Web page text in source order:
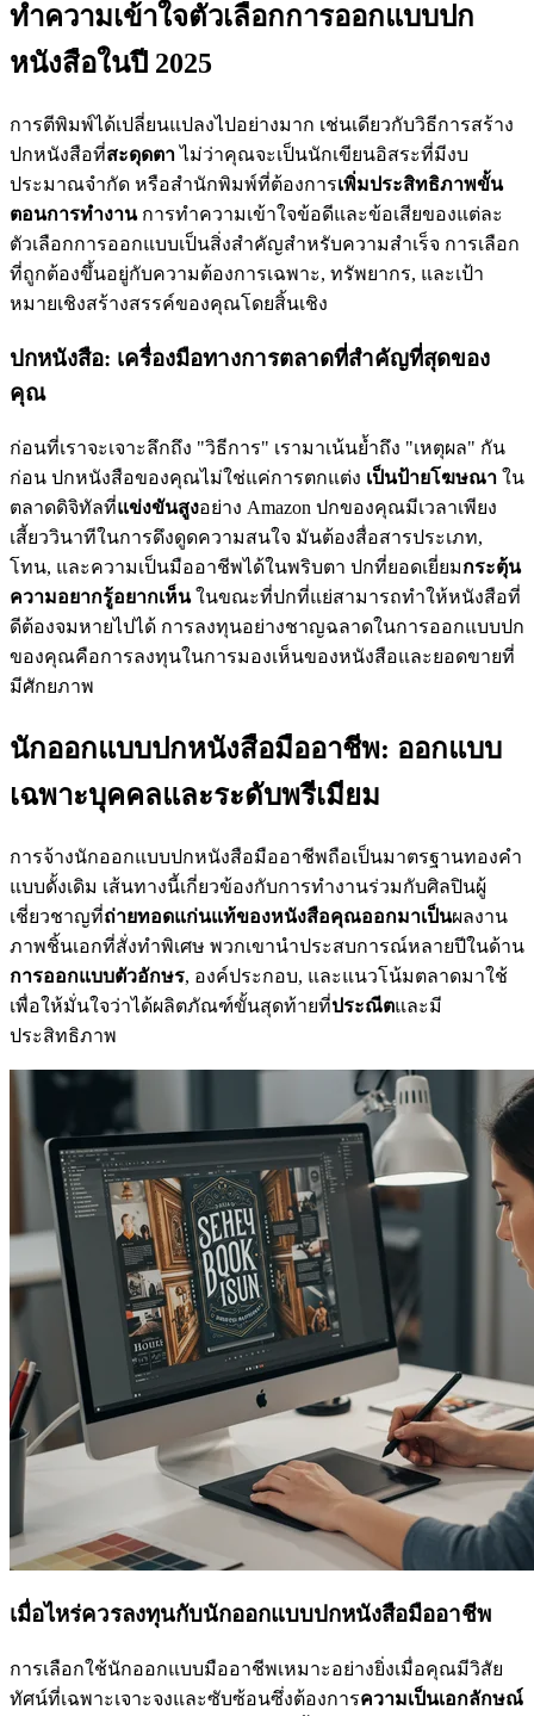
ทำความเข้าใจตัวเลือกการออกแบบปก
หนังสือในปี 2025
การตีพิมพ์ได้เปลี่ยนแปลงไปอย่างมาก เช่นเดียวกับวิธีการสร้าง
ปกหนังสือที่สะดุดตาไม่ว่าคุณจะเป็นนักเขียนอิสระที่มีงบ
ประมาณจำกัด หรือสำนักพิมพ์ที่ต้องการเพิ่มประสิทธิภาพขั้น
ตอนการทำงานการทำความเข้าใจข้อดีและข้อเสียของแต่ละ
ตัวเลือกการออกแบบเป็นสิ่งสำคัญสำหรับความสำเร็จ การเลือก
ที่ถูกต้องขึ้นอยู่กับความต้องการเฉพาะ, ทรัพยากร, และเป้า
หมายเชิงสร้างสรรค์ของคุณโดยสิ้นเชิง
ปกหนังสือ: เครื่องมือทางการตลาดที่สำคัญที่สุดของ
คุณ
ก่อนที่เราจะเจาะลึกถึง "วิธีการ" เรามาเน้นย้ำถึง "เหตุผล" กัน
ก่อน ปกหนังสือของคุณไม่ใช่แค่การตกแต่ง เป็นป้ายโฆษณา ใน
ตลาดดิจิทัลที่แข่งขันสูงอย่าง Amazon ปกของคุณมีเวลาเพียง
เสี้ยววินาทีในการดึงดูดความสนใจ มันต้องสื่อสารประเภท,
โทน, และความเป็นมืออาชีพได้ในพริบตา ปกที่ยอดเยี่ยมกระตุ้น
ความอยากรู้อยากเห็นในขณะที่ปกที่แย่สามารถทำให้หนังสือที่
ดีต้องจมหายไปได้ การลงทุนอย่างชาญฉลาดในการออกแบบปก
ของคุณคือการลงทุนในการมองเห็นของหนังสือและยอดขายที่
มีศักยภาพ
นักออกแบบปกหนังสือมืออาชีพ: ออกแบบ
เฉพาะบุคคลและระดับพรีเมียม
การจ้างนักออกแบบปกหนังสือมืออาชีพถือเป็นมาตรฐานทองคำ
แบบดั้งเดิม เส้นทางนี้เกี่ยวข้องกับการทำงานร่วมกับศิลปินผู้
เชี่ยวชาญที่ถ่ายทอดแก่นแท้ของหนังสือคุณออกมาเป็นผลงาน
ภาพชิ้นเอกที่สั่งทำพิเศษ พวกเขานำประสบการณ์หลายปีในด้าน
การออกแบบตัวอักษร, องค์ประกอบ, และแนวโน้มตลาดมาใช้
เพื่อให้มั่นใจว่าได้ผลิตภัณฑ์ขั้นสุดท้ายที่ประณีตและมี
ประสิทธิภาพ
เมื่อไหร่ควรลงทุนกับนักออกแบบปกหนังสือมืออาชีพ
การเลือกใช้นักออกแบบมืออาชีพเหมาะอย่างยิ่งเมื่อคุณมีวิสัย
ทัศน์ที่เฉพาะเจาะจงและซับซ้อนซึ่งต้องการความเป็นเอกลักษณ์